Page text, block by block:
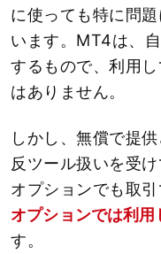
に使っても特に問
います。MT4は、
するもので、利用
はありません。
しかし、無償で提
反ツール扱いを受
オプションでも取
オプションでは利
す。